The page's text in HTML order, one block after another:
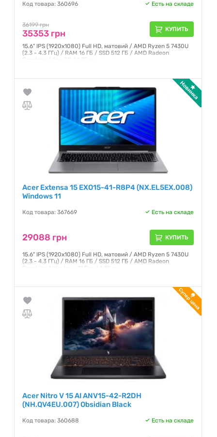
Код товара: 360696 Есть на складе
36199 грн
35353 грн КУПИТЬ
15.6" IPS (1920x1080) Full HD, матовий / AMD Ryzen 5 7430U
(2.3 - 4.3 ГГц) / RAM 16 ГБ / SSD 512 ГБ / AMD Radeon
Graphics / без ОС / 1.39 кг
Acer Extensa 15 EXO15-41-R8P4 (NX.EL5EX.008)
Windows 11
Код товара: 367669 Есть на складе
29088 грн КУПИТЬ
15.6" IPS (1920x1080) Full HD, матовий / AMD Ryzen 5 7430U
(2.3 - 4.3 ГГц) / RAM 16 ГБ / SSD 512 ГБ / AMD Radeon
Graphics / Windows 11 Pro / 1.39 кг
Acer Nitro V 15 AI ANV15-42-R2DH
(NH.QV4EU.007) Obsidian Black
Код товара: 360688 Есть на складе